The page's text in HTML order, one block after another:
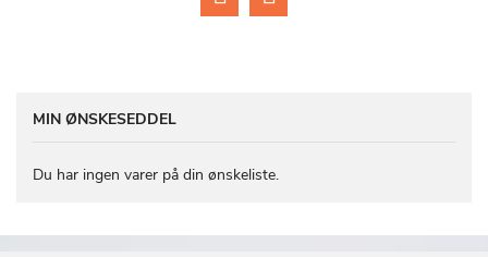
MIN ØNSKESEDDEL
Du har ingen varer på din ønskeliste.